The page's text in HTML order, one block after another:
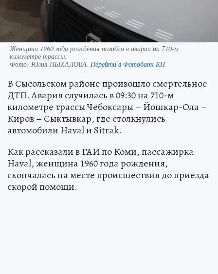
Женщина 1960 года рождения погибла в аварии на 710-м
километре трассы.
Фото: Юлия ПЫХАЛОВА. Перейти в Фотобанк КП
В Сысольском районе произошло смертельное
ДТП. Авария случилась в 09:30 на 710-м
километре трассы Чебоксары – Йошкар-Ола –
Киров – Сыктывкар, где столкнулись
автомобили Haval и Sitrak.
Как рассказали в ГАИ по Коми, пассажирка
Haval, женщина 1960 года рождения,
скончалась на месте происшествия до приезда
скорой помощи.